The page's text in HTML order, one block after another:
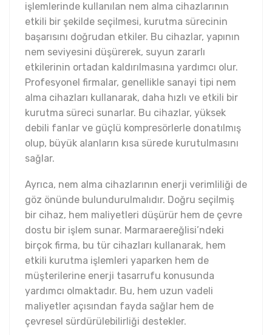
işlemlerinde kullanılan nem alma cihazlarının
etkili bir şekilde seçilmesi, kurutma sürecinin
başarısını doğrudan etkiler. Bu cihazlar, yapının
nem seviyesini düşürerek, suyun zararlı
etkilerinin ortadan kaldırılmasına yardımcı olur.
Profesyonel firmalar, genellikle sanayi tipi nem
alma cihazları kullanarak, daha hızlı ve etkili bir
kurutma süreci sunarlar. Bu cihazlar, yüksek
debili fanlar ve güçlü kompresörlerle donatılmış
olup, büyük alanların kısa sürede kurutulmasını
sağlar.
Ayrıca, nem alma cihazlarının enerji verimliliği de
göz önünde bulundurulmalıdır. Doğru seçilmiş
bir cihaz, hem maliyetleri düşürür hem de çevre
dostu bir işlem sunar. Marmaraereğlisi’ndeki
birçok firma, bu tür cihazları kullanarak, hem
etkili kurutma işlemleri yaparken hem de
müşterilerine enerji tasarrufu konusunda
yardımcı olmaktadır. Bu, hem uzun vadeli
maliyetler açısından fayda sağlar hem de
çevresel sürdürülebilirliği destekler.